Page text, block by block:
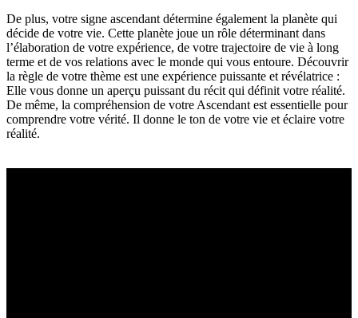
De plus, votre signe ascendant détermine également la planète qui
décide de votre vie. Cette planète joue un rôle déterminant dans
l’élaboration de votre expérience, de votre trajectoire de vie à long
terme et de vos relations avec le monde qui vous entoure. Découvrir
la règle de votre thème est une expérience puissante et révélatrice :
Elle vous donne un aperçu puissant du récit qui définit votre réalité.
De même, la compréhension de votre Ascendant est essentielle pour
comprendre votre vérité. Il donne le ton de votre vie et éclaire votre
réalité.